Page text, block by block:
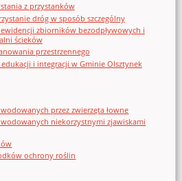
z przystanków
dróg w sposób szczególny
ewidencji zbiorników bezodpływowych i
ścieków
przestrzennego
edukacji i integracji w Gminie Olsztynek
przez zwierzęta łowne
niekorzystnymi zjawiskami
ochrony roślin